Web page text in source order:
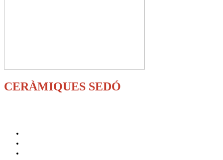
CERÀMIQUES SEDÓ